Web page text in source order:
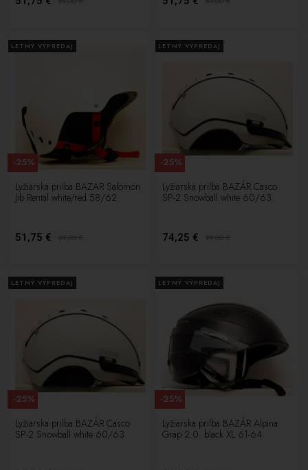
LETNÝ VÝPREDAJ
Lyžiarska prilba BAZAR Salomon
Jib Rental white/red 58/62
51,75 € 69,00€
-25%
LETNÝ VÝPREDAJ
Lyžiarska prilba BAZÁR Casco
SP-2 Snowball white 60/63
74,25 € 99,00€
-25%
LETNÝ VÝPREDAJ
Lyžiarska prilba BAZÁR Casco
SP-2 Snowball white 60/63
-25%
LETNÝ VÝPREDAJ
Lyžiarska prilba BAZÁR Alpina
Grap 2.0. black XL 61-64
-25%